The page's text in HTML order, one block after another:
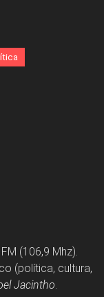
(106,9 Mhz).
(política, cultura,
Jacintho